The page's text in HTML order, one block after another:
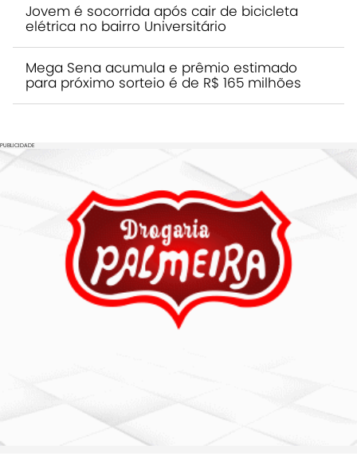
Jovem é socorrida após cair de bicicleta
elétrica no bairro Universitário
Mega Sena acumula e prêmio estimado
para próximo sorteio é de R$ 165 milhões
PUBLICIDADE